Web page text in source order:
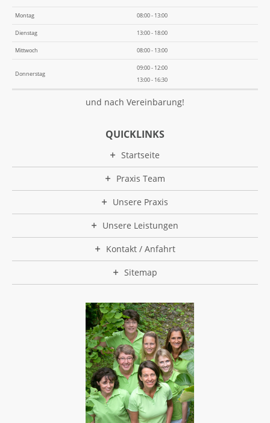
Montag 08:00 - 13:00
Dienstag 13:00 - 18:00
Mittwoch 08:00 - 13:00
Donnerstag
09:00 - 12:00
13:00 - 16:30
und nach Vereinbarung!
QUICKLINKS
Startseite
Praxis Team
Unsere Praxis
Unsere Leistungen
Kontakt / Anfahrt
Sitemap